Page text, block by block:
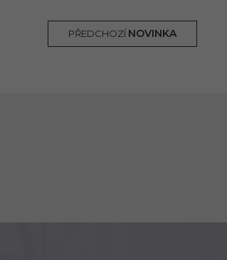
PŘEDCHOZÍ NOVINKA